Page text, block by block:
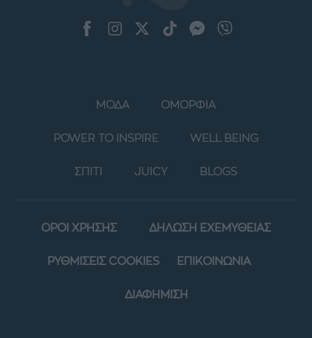
ΜΟΔΑ ΟΜΟΡΦΙΑ
POWER TO INSPIRE WELL BEING
ΣΠΙΤΙ JUICY BLOGS
ΟΡΟΙ ΧΡΗΣΗΣ ΔΗΛΩΣΗ ΕΧΕΜΥΘΕΙΑΣ
ΡΥΘΜΙΣΕΙΣ COOKIES ΕΠΙΚΟΙΝΩΝΙΑ
ΔΙΑΦΗΜΙΣΗ